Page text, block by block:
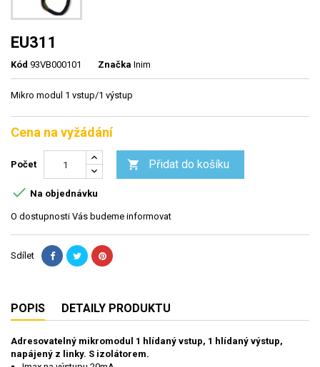
EU311
Kód 93VB000101 Značka Inim
Mikro modul 1 vstup/1 výstup
Cena na vyžádání
Počet  Přidat do košíku
 Na objednávku
O dostupnosti Vás budeme informovat
Sdílet
POPIS DETAILY PRODUKTU
Adresovatelný mikromodul 1 hlídaný vstup, 1 hlídaný výstup,
napájený z linky. S izolátorem.